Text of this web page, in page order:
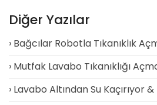
Diğer Yazılar
Bağcılar Robotla Tıkanıklık
Mutfak Lavabo Tıkanıklığı
Lavabo Altından Su Kaçırıyor